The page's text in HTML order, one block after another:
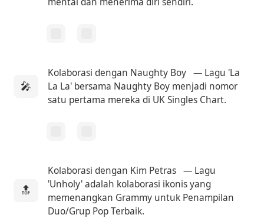
🎤
Kolaborasi dengan Naughty Boy — Lagu 'La
La La' bersama Naughty Boy menjadi nomor
satu pertama mereka di UK Singles Chart.
🔝
Kolaborasi dengan Kim Petras — Lagu
'Unholy' adalah kolaborasi ikonis yang
memenangkan Grammy untuk Penampilan
Duo/Grup Pop Terbaik.